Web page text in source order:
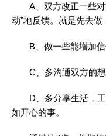
A、双方改正一些
动”地反馈。就是先去做
B、做一些能增加
C、多沟通双方的想
D、多分享生活，
如开心的事。